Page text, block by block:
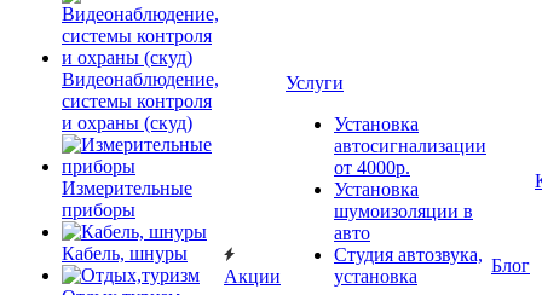
Видеонаблюдение,
системы контроля
и охраны (скуд)
Измерительные
приборы
Кабель, шнуры
Акции
Услуги
Установка
автосигнализации
от 4000р.
Установка
шумоизоляции в
авто
Студия автозвука,
установка
Блог